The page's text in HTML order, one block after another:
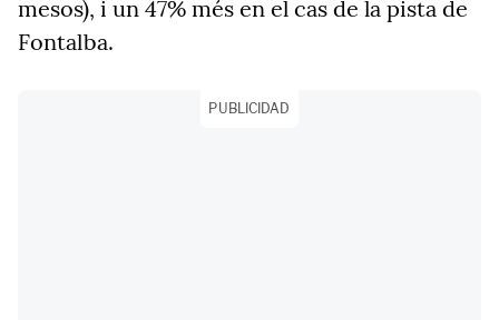
mesos), i un 47% més en el cas de la pista de
Fontalba.
PUBLICIDAD